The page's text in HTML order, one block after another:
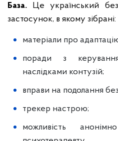
База. Це український
застосунок, в якому зібрані:
матеріали про
поради з
наслідками контузій;
вправи на подолання
трекер настрою;
можливість